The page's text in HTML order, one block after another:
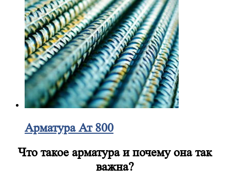
Арматура Ат 800
Что такое арматура и почему она так
важна?